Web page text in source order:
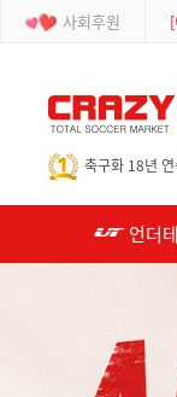
사회후원
축구화 18년
언더